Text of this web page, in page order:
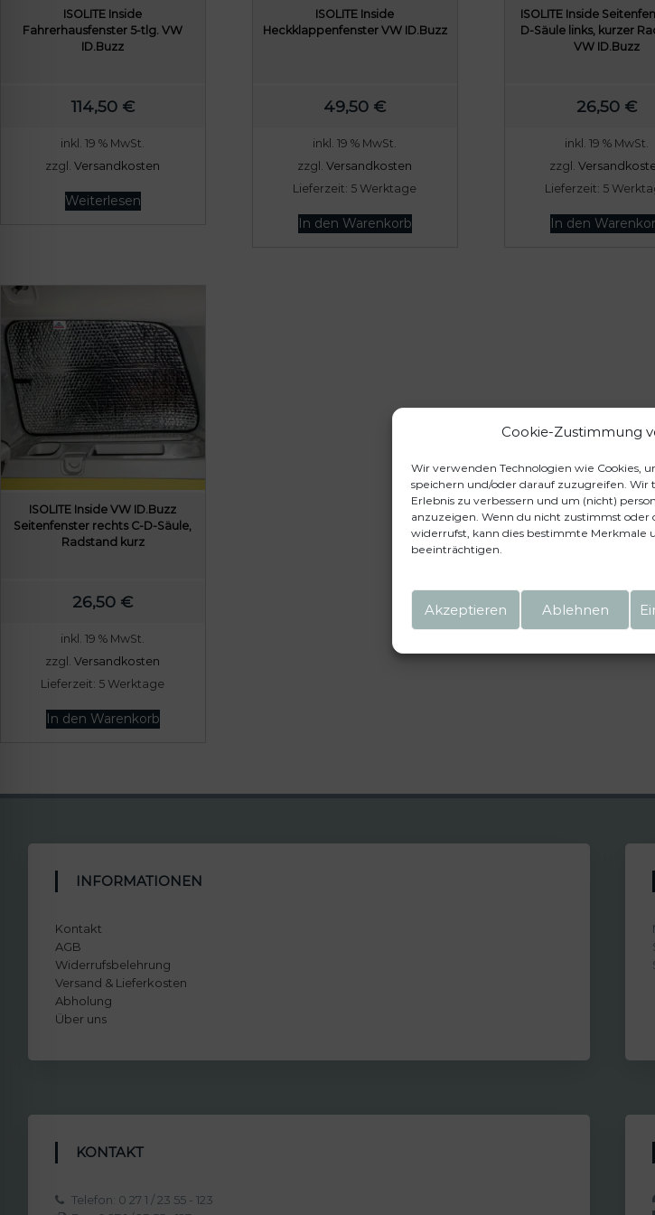
Cookie-Zustimmung
Wir verwenden Technologien wie Cookies,
speichern und/oder darauf zuzugreifen. Wir
Erlebnis zu verbessern und um (nicht)
anzuzeigen. Wenn du nicht zustimmst oder
widerrufst, kann dies bestimmte Merkmale
beeinträchtigen.
Akzeptieren Ablehnen
ISOLITE Inside
Fahrerhausfenster 5-tlg. VW
ID.Buzz
114,50 €
inkl. 19 % MwSt.
zzgl.Versandkosten
Weiterlesen
ISOLITE Inside
Heckklappenfenster VW ID.Buzz
49,50 €
inkl. 19 % MwSt.
zzgl.Versandkosten
Lieferzeit: 5 Werktage
In den Warenkorb
ISOLITE Inside
D-Säule links, kurzer
VW ID.Buzz
26,50 €
inkl. 19 % MwSt.
zzgl.
Lieferzeit: 5
In den
ISOLITE Inside VW ID.Buzz
Seitenfenster rechts C-D-Säule,
Radstand kurz
26,50 €
inkl. 19 % MwSt.
zzgl.Versandkosten
Lieferzeit: 5 Werktage
In den Warenkorb
INFORMATIONEN
Kontakt
AGB
Widerrufsbelehrung
Versand & Lieferkosten
Abholung
Über uns
KONTAKT
Telefon: 0 27 1 / 23 55 - 123
Profil
Modus
sicherer Modus